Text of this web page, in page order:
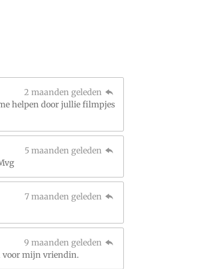
2 maanden geleden
helpen door jullie filmpjes
5 maanden geleden
7 maanden geleden
9 maanden geleden
voor mijn vriendin.